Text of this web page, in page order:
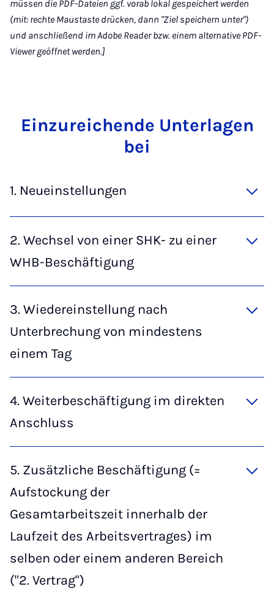
müssen die PDF-Dateien ggf. vorab lokal gespeichert werden
(mit: rechte Maustaste drücken, dann "Ziel speichern unter")
und anschließend im Adobe Reader bzw. einem alternative PDF-
Viewer geöffnet werden.]
Ein­zu­rei­chen­de Un­ter­la­gen
bei
1. Neueinstellungen
2. Wechsel von einer SHK- zu einer
WHB-Beschäftigung
3. Wiedereinstellung nach
Unterbrechung von mindestens
einem Tag
4. Weiterbeschäftigung im direkten
Anschluss
5. Zusätzliche Beschäftigung (=
Aufstockung der
Gesamtarbeitszeit innerhalb der
Laufzeit des Arbeitsvertrages) im
selben oder einem anderen Bereich
("2. Vertrag")